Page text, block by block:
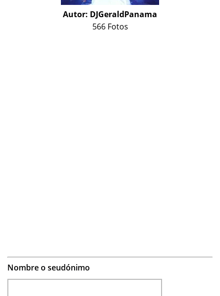
Autor: DJGeraldPanama
566 Fotos
Nombre o seudónimo